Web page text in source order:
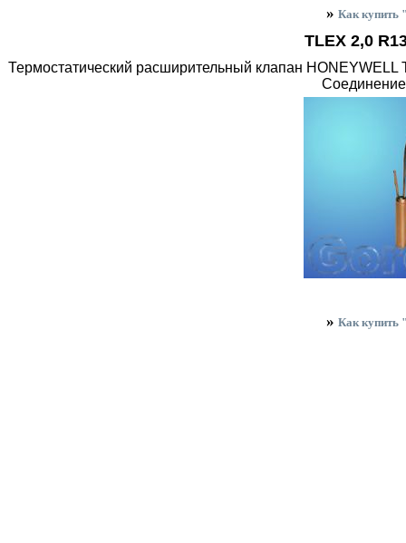
» Как купить
TLEX 2,0
Термостатический расширительный клапан
» Как купить